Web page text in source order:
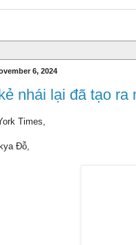
6, 2024
nhái lại đã tạo ra
Times,
Đỗ,